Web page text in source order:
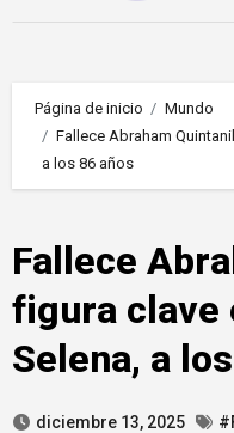
Página de inicio
Mundo
Fallece Abraham
a los 86 años
Fallece
figura clave
Selena, a
diciembre 13, 2025